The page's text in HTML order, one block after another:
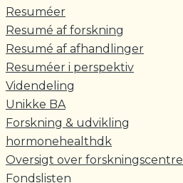
Resuméer
Resumé af forskning
Resumé af afhandlinger
Resuméer i perspektiv
Videndeling
Unikke BA
Forskning & udvikling
hormonehealthdk
Oversigt over forskningscentre
Fondslisten